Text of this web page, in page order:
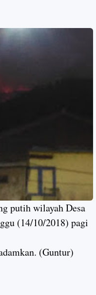
putih wilayah Desa
(14/10/2018) pagi
(Guntur)